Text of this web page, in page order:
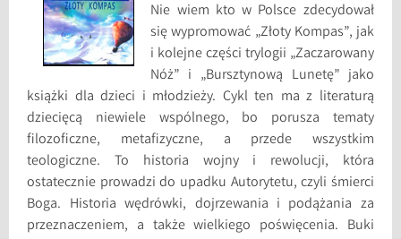
Nie wiem kto w Polsce zdecydował
się wypromować „Złoty Kompas”, jak
i kolejne części trylogii „Zaczarowany
Nóż” i „Bursztynową Lunetę” jako
książki dla dzieci i młodzieży. Cykl ten ma z literaturą
dziecięcą niewiele wspólnego, bo porusza tematy
filozoficzne, metafizyczne, a przede wszystkim
teologiczne. To historia wojny i rewolucji, która
ostatecznie prowadzi do upadku Autorytetu, czyli śmierci
Boga. Historia wędrówki, dojrzewania i podążania za
przeznaczeniem, a także wielkiego poświęcenia. Buki